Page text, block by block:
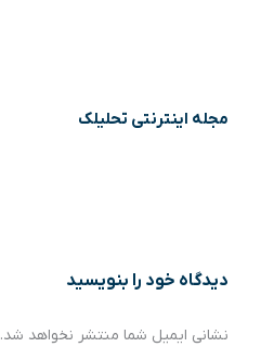
مجله اینترنتی تحلیلک
دیدگاه‌ خود را بنویسید
نشانی ایمیل شما منتشر نخواهد شد.